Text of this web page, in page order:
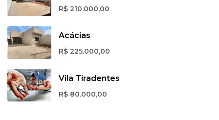
R$ 210.000,00
Acácias
R$ 225.000,00
Vila Tiradentes
R$ 80.000,00